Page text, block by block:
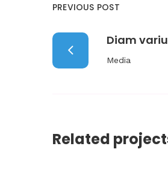
PREVIOUS POST
Diam
Media
Related